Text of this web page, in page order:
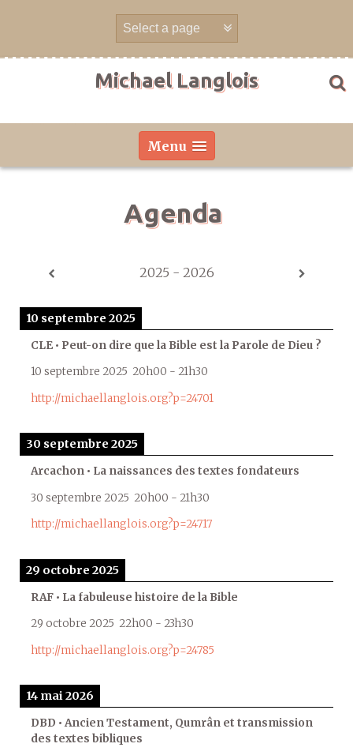
Michael Langlois
Menu
Agenda
2025 - 2026
10 septembre 2025
CLE • Peut-on dire que la Bible est la Parole de Dieu ?
10 septembre 2025 20h00 - 21h30
http://michaellanglois.org?p=24701
30 septembre 2025
Arcachon • La naissances des textes fondateurs
30 septembre 2025 20h00 - 21h30
http://michaellanglois.org?p=24717
29 octobre 2025
RAF • La fabuleuse histoire de la Bible
29 octobre 2025 22h00 - 23h30
http://michaellanglois.org?p=24785
14 mai 2026
DBD • Ancien Testament, Qumrân et transmission
des textes bibliques